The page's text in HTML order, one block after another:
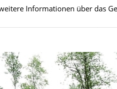
Informationen über das